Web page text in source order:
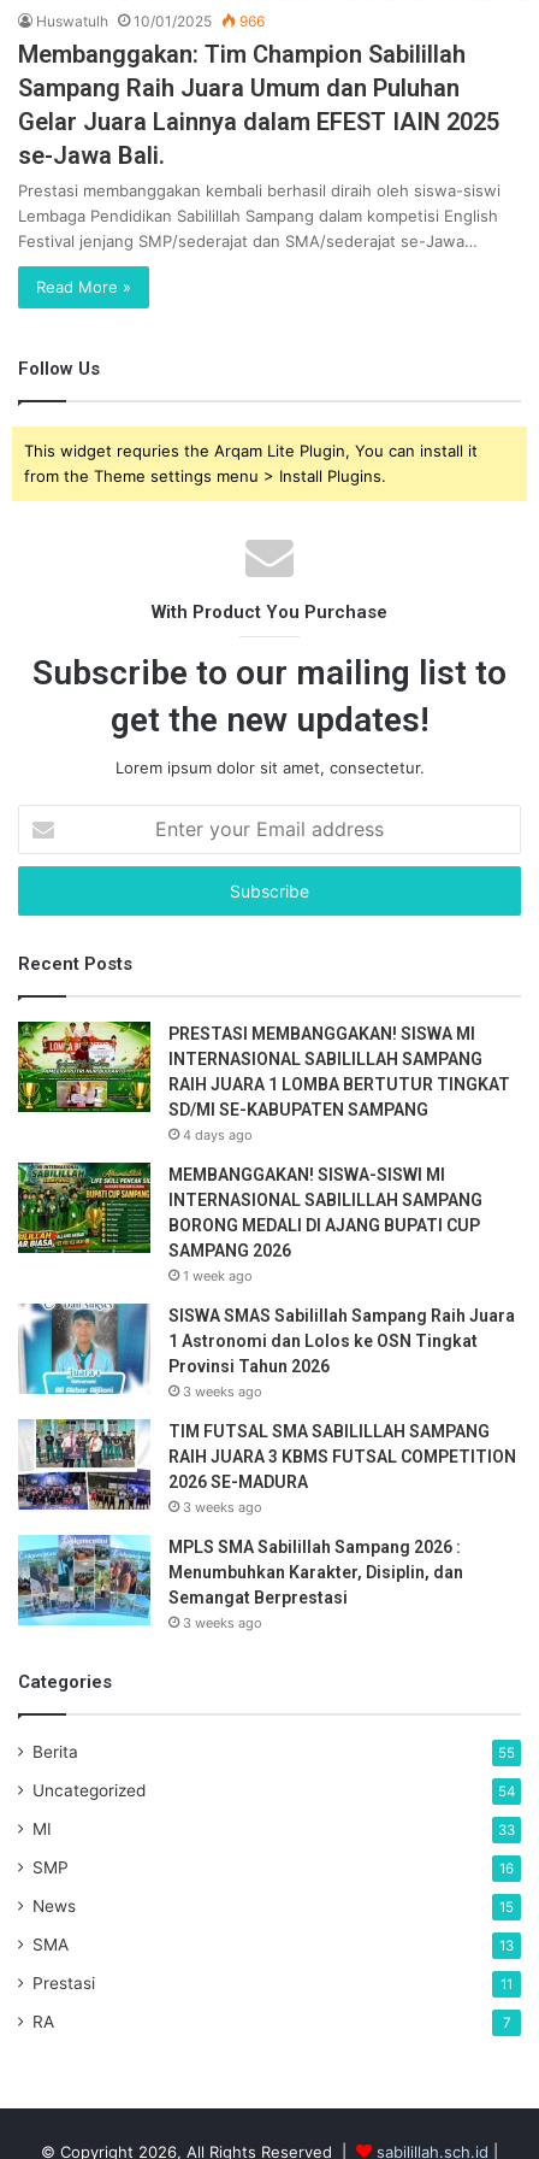
Huswatulh 10/01/2025 966
Membanggakan: Tim Champion Sabilillah
Sampang Raih Juara Umum dan Puluhan
Gelar Juara Lainnya dalam EFEST IAIN 2025
se-Jawa Bali.
Prestasi membanggakan kembali berhasil diraih oleh siswa-siswi
Lembaga Pendidikan Sabilillah Sampang dalam kompetisi English
Festival jenjang SMP/sederajat dan SMA/sederajat se-Jawa…
Read More »
Follow Us
This widget requries the Arqam Lite Plugin, You can install it
from the Theme settings menu > Install Plugins.
With Product You Purchase
Subscribe to our mailing list to
get the new updates!
Lorem ipsum dolor sit amet, consectetur.
t
r
o
u
r
E
m
a
a
d
d
r
s
Recent Posts
PRESTASI MEMBANGGAKAN! SISWA MI
INTERNASIONAL SABILILLAH SAMPANG
RAIH JUARA 1 LOMBA BERTUTUR TINGKAT
SD/MI SE-KABUPATEN SAMPANG
4 days ago
MEMBANGGAKAN! SISWA-SISWI MI
INTERNASIONAL SABILILLAH SAMPANG
BORONG MEDALI DI AJANG BUPATI CUP
SAMPANG 2026
1 week ago
SISWA SMAS Sabilillah Sampang Raih Juara
1 Astronomi dan Lolos ke OSN Tingkat
Provinsi Tahun 2026
3 weeks ago
TIM FUTSAL SMA SABILILLAH SAMPANG
RAIH JUARA 3 KBMS FUTSAL COMPETITION
2026 SE-MADURA
3 weeks ago
MPLS SMA Sabilillah Sampang 2026 :
Menumbuhkan Karakter, Disiplin, dan
Semangat Berprestasi
3 weeks ago
Categories
Berita 55
Uncategorized 54
MI 33
SMP 16
News 15
SMA 13
Prestasi 11
RA 7
© Copyright 2026, All Rights Reserved | sabilillah.sch.id